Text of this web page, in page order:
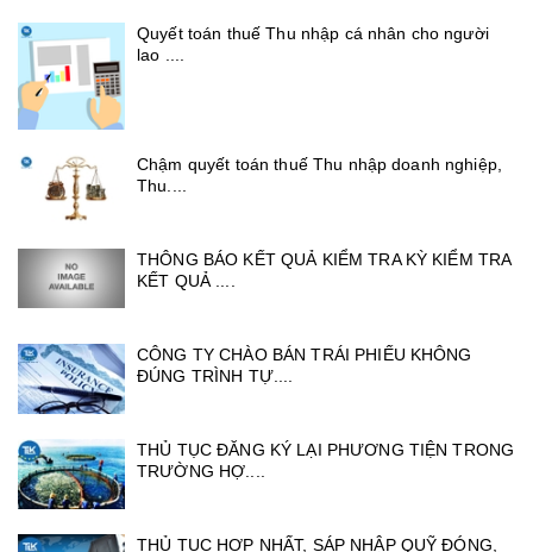
Quyết toán thuế Thu nhập cá nhân cho người
lao ....
Chậm quyết toán thuế Thu nhập doanh nghiệp,
Thu....
THÔNG BÁO KẾT QUẢ KIỂM TRA KỲ KIỂM TRA
KẾT QUẢ ....
CÔNG TY CHÀO BÁN TRÁI PHIẾU KHÔNG
ĐÚNG TRÌNH TỰ....
THỦ TỤC ĐĂNG KÝ LẠI PHƯƠNG TIỆN TRONG
TRƯỜNG HỢ....
THỦ TỤC HỢP NHẤT, SÁP NHẬP QUỸ ĐÓNG,